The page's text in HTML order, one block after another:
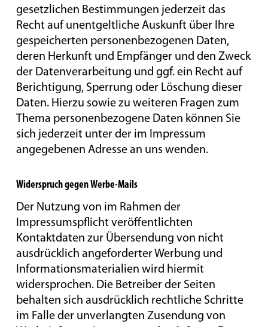
gesetzlichen Bestimmungen jederzeit das
Recht auf unentgeltliche Auskunft über Ihre
gespeicherten personenbezogenen Daten,
deren Herkunft und Empfänger und den Zweck
der Datenverarbeitung und ggf. ein Recht auf
Berichtigung, Sperrung oder Löschung dieser
Daten. Hierzu sowie zu weiteren Fragen zum
Thema personenbezogene Daten können Sie
sich jederzeit unter der im Impressum
angegebenen Adresse an uns wenden.
Widerspruch gegen Werbe-Mails
Der Nutzung von im Rahmen der
Impressumspflicht veröffentlichten
Kontaktdaten zur Übersendung von nicht
ausdrücklich angeforderter Werbung und
Informationsmaterialien wird hiermit
widersprochen. Die Betreiber der Seiten
behalten sich ausdrücklich rechtliche Schritte
im Falle der unverlangten Zusendung von